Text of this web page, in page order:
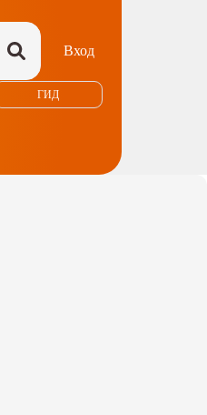
Вход
ГИД